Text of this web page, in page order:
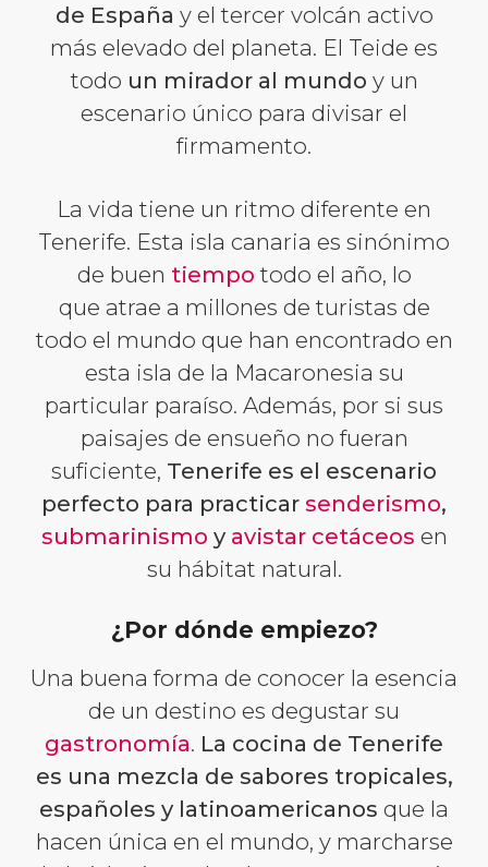
de España y el tercer volcán activo
más elevado del planeta. El Teide es
todo un mirador al mundo y un
escenario único para divisar el
firmamento.
La vida tiene un ritmo diferente en
Tenerife. Esta isla canaria es sinónimo
de buen tiempo todo el año, lo
que atrae a millones de turistas de
todo el mundo que han encontrado en
esta isla de la Macaronesia su
particular paraíso. Además, por si sus
paisajes de ensueño no fueran
suficiente, Tenerife es el escenario
perfecto para practicar senderismo,
submarinismo y avistar cetáceos en
su hábitat natural.
¿Por dónde empiezo?
Una buena forma de conocer la esencia
de un destino es degustar su
gastronomía. La cocina de Tenerife
es una mezcla de sabores tropicales,
españoles y latinoamericanos que la
hacen única en el mundo, y marcharse